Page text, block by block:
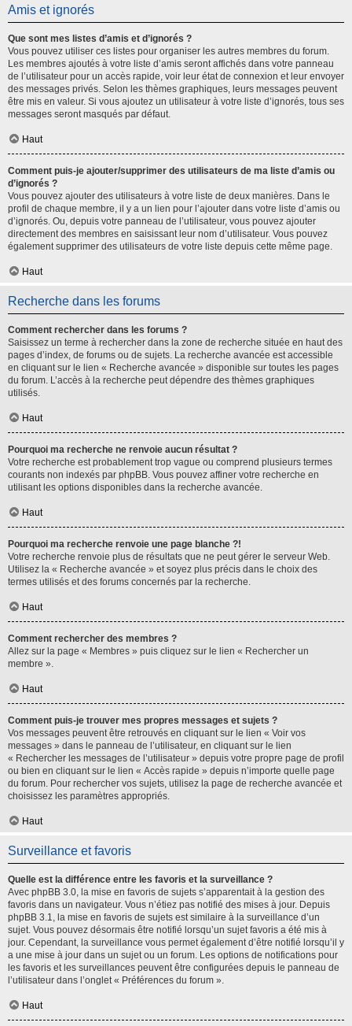
Amis et ignorés
Que sont mes listes d’amis et d’ignorés ?
Vous pouvez utiliser ces listes pour organiser les autres membres du forum.
Les membres ajoutés à votre liste d’amis seront affichés dans votre panneau
de l’utilisateur pour un accès rapide, voir leur état de connexion et leur envoyer
des messages privés. Selon les thèmes graphiques, leurs messages peuvent
être mis en valeur. Si vous ajoutez un utilisateur à votre liste d’ignorés, tous ses
messages seront masqués par défaut.
Haut
Comment puis-je ajouter/supprimer des utilisateurs de ma liste d’amis ou
d’ignorés ?
Vous pouvez ajouter des utilisateurs à votre liste de deux manières. Dans le
profil de chaque membre, il y a un lien pour l’ajouter dans votre liste d’amis ou
d’ignorés. Ou, depuis votre panneau de l’utilisateur, vous pouvez ajouter
directement des membres en saisissant leur nom d’utilisateur. Vous pouvez
également supprimer des utilisateurs de votre liste depuis cette même page.
Haut
Recherche dans les forums
Comment rechercher dans les forums ?
Saisissez un terme à rechercher dans la zone de recherche située en haut des
pages d’index, de forums ou de sujets. La recherche avancée est accessible
en cliquant sur le lien « Recherche avancée » disponible sur toutes les pages
du forum. L’accès à la recherche peut dépendre des thèmes graphiques
utilisés.
Haut
Pourquoi ma recherche ne renvoie aucun résultat ?
Votre recherche est probablement trop vague ou comprend plusieurs termes
courants non indexés par phpBB. Vous pouvez affiner votre recherche en
utilisant les options disponibles dans la recherche avancée.
Haut
Pourquoi ma recherche renvoie une page blanche ?!
Votre recherche renvoie plus de résultats que ne peut gérer le serveur Web.
Utilisez la « Recherche avancée » et soyez plus précis dans le choix des
termes utilisés et des forums concernés par la recherche.
Haut
Comment rechercher des membres ?
Allez sur la page « Membres » puis cliquez sur le lien « Rechercher un
membre ».
Haut
Comment puis-je trouver mes propres messages et sujets ?
Vos messages peuvent être retrouvés en cliquant sur le lien « Voir vos
messages » dans le panneau de l’utilisateur, en cliquant sur le lien
« Rechercher les messages de l’utilisateur » depuis votre propre page de profil
ou bien en cliquant sur le lien « Accès rapide » depuis n’importe quelle page
du forum. Pour rechercher vos sujets, utilisez la page de recherche avancée et
choisissez les paramètres appropriés.
Haut
Surveillance et favoris
Quelle est la différence entre les favoris et la surveillance ?
Avec phpBB 3.0, la mise en favoris de sujets s’apparentait à la gestion des
favoris dans un navigateur. Vous n’étiez pas notifié des mises à jour. Depuis
phpBB 3.1, la mise en favoris de sujets est similaire à la surveillance d’un
sujet. Vous pouvez désormais être notifié lorsqu’un sujet favoris a été mis à
jour. Cependant, la surveillance vous permet également d’être notifié lorsqu’il y
a une mise à jour dans un sujet ou un forum. Les options de notifications pour
les favoris et les surveillances peuvent être configurées depuis le panneau de
l’utilisateur dans l’onglet « Préférences du forum ».
Haut